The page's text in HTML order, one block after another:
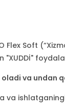
Flex Soft
"XUDDİ"
va undan
va